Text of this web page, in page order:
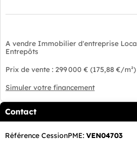
A vendre Immobilier d'entreprise
Entrepôts
Prix de vente : 299 000 € (175,88 €/m²)
Simuler votre financement
Contact
Référence CessionPME: VEN04703